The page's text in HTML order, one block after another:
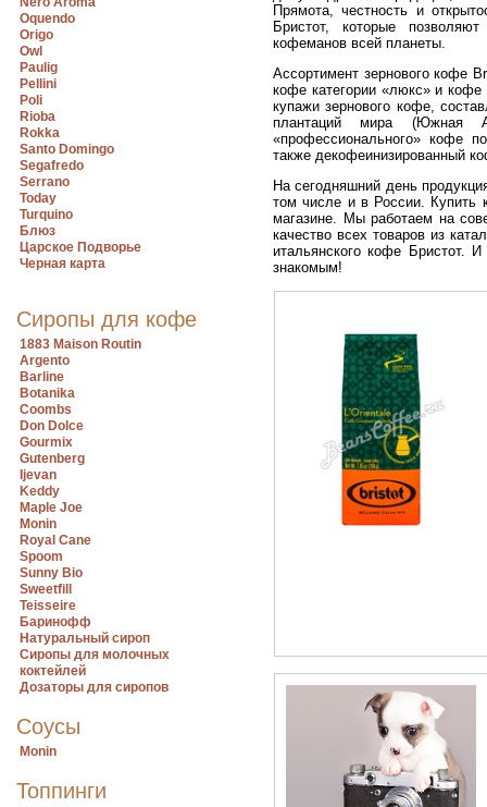
Oquendo
Origo
Owl
Paulig
Pellini
Poli
Rioba
Rokka
Santo Domingo
Segafredo
Serrano
Today
Turquino
Блюз
Царское Подворье
Черная карта
Сиропы для кофе
1883 Maison Routin
Argento
Barline
Botanika
Coombs
Don Dolce
Gourmix
Gutenberg
Ijevan
Keddy
Maple Joe
Monin
Royal Cane
Spoom
Sunny Bio
Sweetfill
Teisseire
Баринофф
Натуральный сироп
Сиропы для молочных
коктейлей
Дозаторы для сиропов
Соусы
Monin
Топпинги
Прямота, честность и
Бристот, которые
кофеманов всей планеты.
Ассортимент зернового кофе
кофе категории «люкс» и
купажи зернового кофе,
плантаций мира (Южная
«профессионального» кофе
также декофеинизированный
На сегодняшний день
том числе и в России.
магазине. Мы работаем на
качество всех товаров из
итальянского кофе Бристот.
знакомым!